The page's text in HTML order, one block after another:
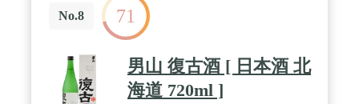
No.8 71
男山 復古酒 [ 日本酒 北
海道 720ml ]